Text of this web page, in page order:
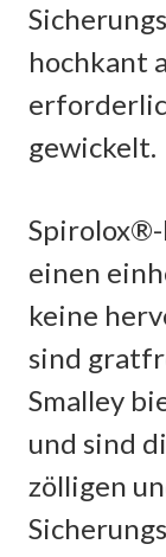
hochkant
gewickelt.
Spirolox®-
einen
keine
sind
Smalley
und sind
zölligen